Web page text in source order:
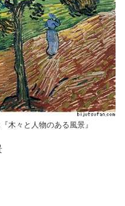
木々と人物のある風景』